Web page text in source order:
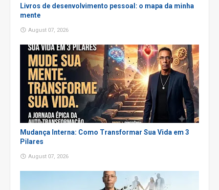
Livros de desenvolvimento pessoal: o mapa da minha
mente
August 07, 2026
Mudança Interna: Como Transformar Sua Vida em 3
Pilares
August 07, 2026